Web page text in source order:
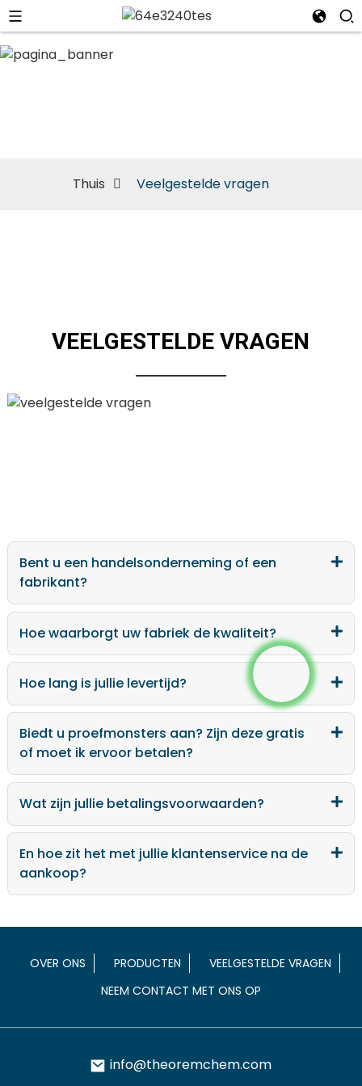
Thuis Veelgestelde vragen
VEELGESTELDE VRAGEN
Bent u een handelsonderneming of een
fabrikant?
Hoe waarborgt uw fabriek de kwaliteit?
Hoe lang is jullie levertijd?
Biedt u proefmonsters aan? Zijn deze gratis
of moet ik ervoor betalen?
Wat zijn jullie betalingsvoorwaarden?
En hoe zit het met jullie klantenservice na de
aankoop?
OVER ONS PRODUCTEN
VEELGESTELDE VRAGEN
NEEM CONTACT MET ONS OP
info@theoremchem.com